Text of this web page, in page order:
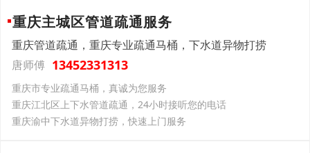
重庆主城区管道疏通服务
重庆管道疏通，重庆专业疏通马桶，下水道异物打捞
唐师傅 13452331313
重庆市专业疏通马桶，真诚为您服务
重庆江北区上下水管道疏通，24小时接听您的电话
重庆渝中下水道异物打捞，快速上门服务